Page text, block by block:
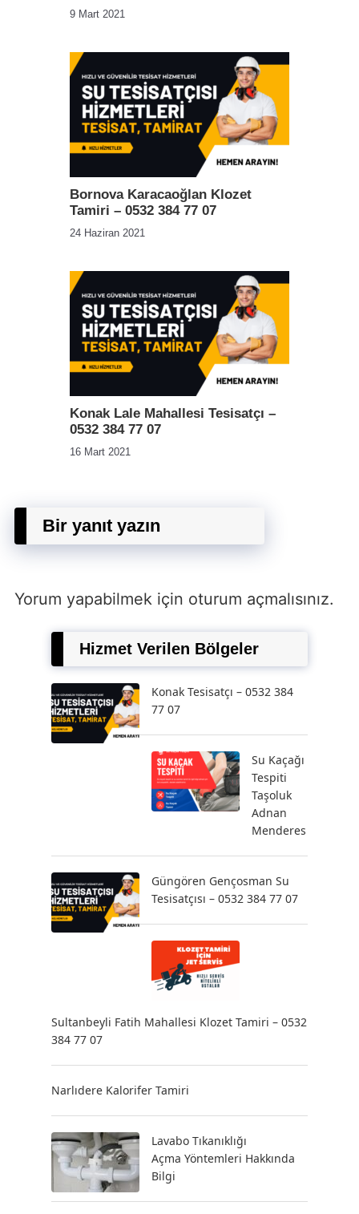
9 Mart 2021
Bornova Karacaoğlan Klozet
Tamiri – 0532 384 77 07
24 Haziran 2021
Konak Lale Mahallesi Tesisatçı –
0532 384 77 07
16 Mart 2021
Bir yanıt yazın
Yorum yapabilmek için oturum açmalısınız.
Hizmet Verilen Bölgeler
Konak Tesisatçı – 0532 384
77 07
Su Kaçağı
Tespiti
Taşoluk
Adnan
Menderes
Güngören Gençosman Su
Tesisatçısı – 0532 384 77 07
Sultanbeyli Fatih Mahallesi Klozet Tamiri – 0532
384 77 07
Narlıdere Kalorifer Tamiri
Lavabo Tıkanıklığı
Açma Yöntemleri Hakkında
Bilgi